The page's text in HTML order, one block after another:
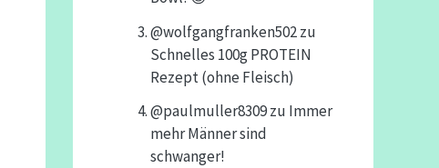
@wolfgangfranken502zu
Schnelles 100g PROTEIN
Rezept (ohne Fleisch)
@paulmuller8309zu Immer
mehr Männer sind
schwanger!